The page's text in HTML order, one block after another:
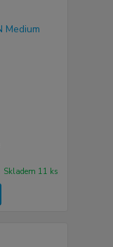
Skladem 11 ks